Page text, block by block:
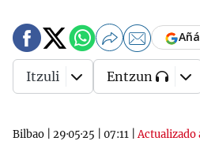
Bilbao 29·05·25 07:11 |Actualizado
Itzuli Entzun